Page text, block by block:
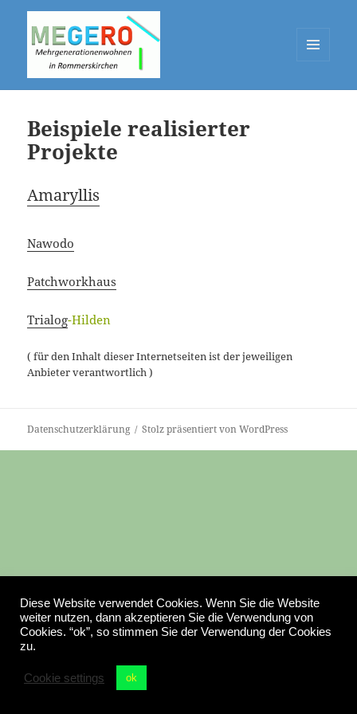
WIDGETS
Beispiele realisierter
Projekte
Amaryllis
Nawodo
Patchworkhaus
Trialog-Hilden
( für den Inhalt dieser Internetseiten ist der jeweiligen
Anbieter verantwortlich )
Datenschutzerklärung Stolz präsentiert von WordPress
Diese Website verwendet Cookies. Wenn Sie die Website
weiter nutzen, dann akzeptieren Sie die Verwendung von
Cookies. “ok”, so stimmen Sie der Verwendung der Cookies
zu.
Cookie settings ok